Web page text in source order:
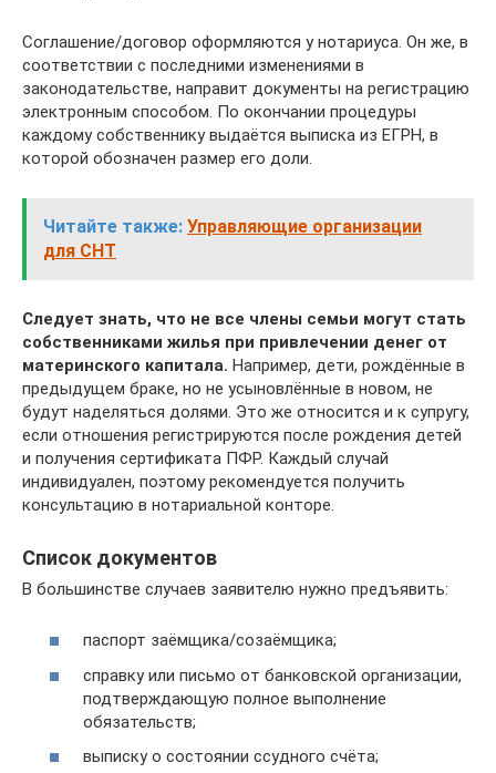
Соглашение/договор оформляются у нотариуса. Он же, в
соответствии с последними изменениями в
законодательстве, направит документы на регистрацию
электронным способом. По окончании процедуры
каждому собственнику выдаётся выписка из ЕГРН, в
которой обозначен размер его доли.
Читайте также: Управляющие организации
для СНТ
Следует знать, что не все члены семьи могут стать
собственниками жилья при привлечении денег от
материнского капитала. Например, дети, рождённые в
предыдущем браке, но не усыновлённые в новом, не
будут наделяться долями. Это же относится и к супругу,
если отношения регистрируются после рождения детей
и получения сертификата ПФР. Каждый случай
индивидуален, поэтому рекомендуется получить
консультацию в нотариальной конторе.
Список документов
В большинстве случаев заявителю нужно предъявить:
паспорт заёмщика/созаёмщика;
справку или письмо от банковской организации,
подтверждающую полное выполнение
обязательств;
выписку о состоянии ссудного счёта;